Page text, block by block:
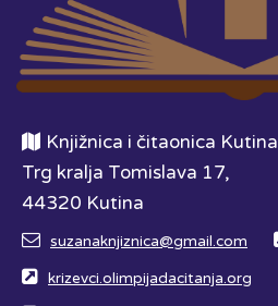
Knjižnica i čitaonica Kutina
Trg kralja Tomislava 17,
44320 Kutina
suzanaknjiznica@gmail.com
krizevci.olimpijadacitanja.org